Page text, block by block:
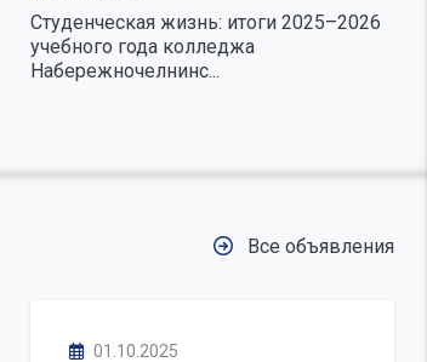
Студенческая жизнь: итоги 2025–2026
учебного года колледжа
Набережночелнинс...
Все объявления
01.10.2025